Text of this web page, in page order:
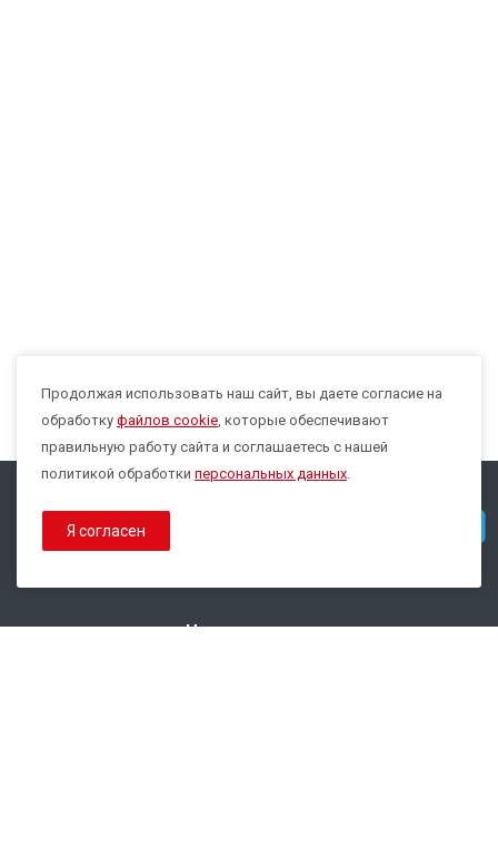
Max
Продолжая использовать наш сайт, вы даете согласие на
обработку файлов cookie, которые обеспечивают
правильную работу сайта и соглашаетесь с нашей
политикой обработки персональных данных.
Я согласен
© 2026 Все права защищены.
Наши контакты